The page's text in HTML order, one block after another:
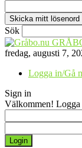
Sök
fredag, augusti 7,
Logga in/Gå
Sign in
Välkommen!